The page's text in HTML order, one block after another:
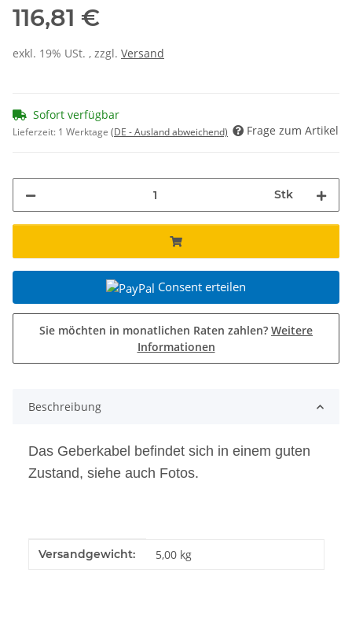
116,81 €
exkl. 19% USt. , zzgl. Versand
Sofort verfügbar
Lieferzeit: 1 Werktage (DE - Ausland abweichend) Frage zum Artikel
Stk
Consent erteilen
Sie möchten in monatlichen Raten zahlen? Weitere
Informationen
Beschreibung
Das Geberkabel befindet sich in einem guten
Zustand, siehe auch Fotos.
Produkteigenschaft
Wert
Versandgewicht: 5,00 kg